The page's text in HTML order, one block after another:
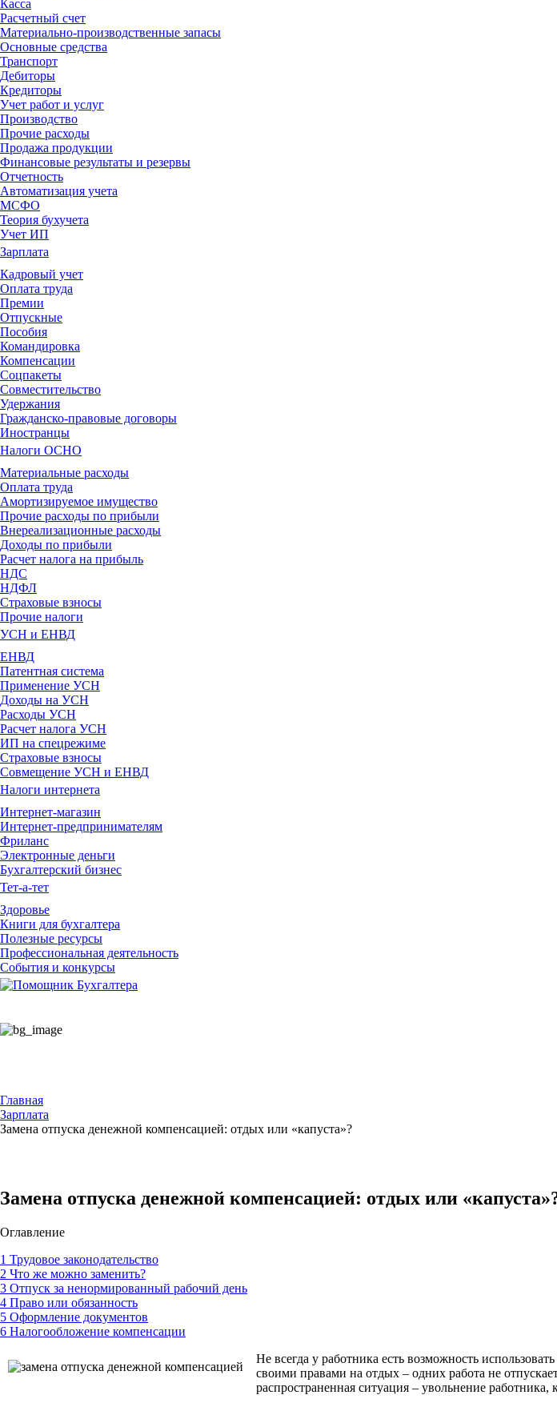
Касса
Расчетный счет
Материально-производственные запасы
Основные средства
Транспорт
Дебиторы
Кредиторы
Учет работ и услуг
Производство
Прочие расходы
Продажа продукции
Финансовые результаты и резервы
Отчетность
Автоматизация учета
МСФО
Теория бухучета
Учет ИП
Зарплата
Кадровый учет
Оплата труда
Премии
Отпускные
Пособия
Командировка
Компенсации
Соцпакеты
Совместительство
Удержания
Гражданско-правовые договоры
Иностранцы
Налоги ОСНО
Материальные расходы
Оплата труда
Амортизируемое имущество
Прочие расходы по прибыли
Внереализационные расходы
Доходы по прибыли
Расчет налога на прибыль
НДС
НДФЛ
Страховые взносы
Прочие налоги
УСН и ЕНВД
ЕНВД
Патентная система
Применение УСН
Доходы на УСН
Расходы УСН
Расчет налога УСН
ИП на спецрежиме
Страховые взносы
Совмещение УСН и ЕНВД
Налоги интернета
Интернет-магазин
Интернет-предпринимателям
Фриланс
Электронные деньги
Бухгалтерский бизнес
Тет-а-тет
Здоровье
Книги для бухгалтера
Полезные ресурсы
Профессиональная деятельность
События и конкурсы
Главная
Зарплата
Замена отпуска денежной компенсацией: отдых или «капуста»?
Замена отпуска денежной компенсацией: отдых или
Оглавление
1 Трудовое законодательство
2 Что же можно заменить?
3 Отпуск за ненормированный рабочий день
4 Право или обязанность
5 Оформление документов
6 Налогообложение компенсации
Не всегда у работника есть возможность
своими правами на отдых – одних работа не
распространенная ситуация – увольнение работника,